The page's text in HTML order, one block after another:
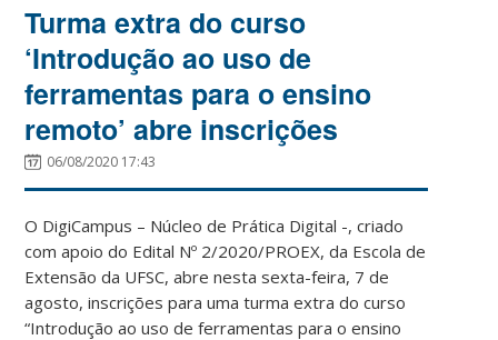
Turma extra do curso
‘Introdução ao uso de
ferramentas para o ensino
remoto’ abre inscrições
06/08/2020 17:43
O DigiCampus – Núcleo de Prática Digital -, criado
com apoio do Edital Nº 2/2020/PROEX, da Escola de
Extensão da UFSC, abre nesta sexta-feira, 7 de
agosto, inscrições para uma turma extra do curso
“Introdução ao uso de ferramentas para o ensino